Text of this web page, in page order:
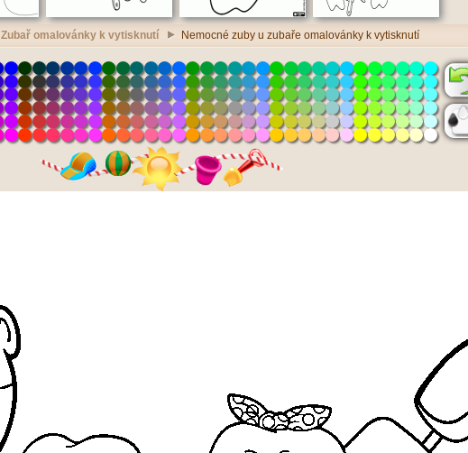
Zubař omalovánky k vytisknutí Nemocné zuby u zubaře omalovánky k vytisknutí